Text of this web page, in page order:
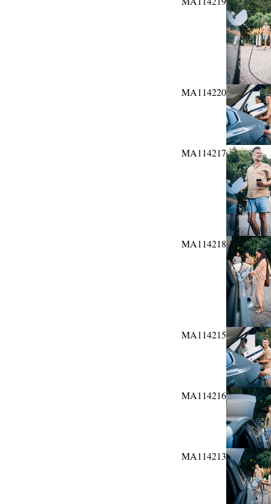
MA114220
MA114217
MA114218
MA114215
MA114216
MA114213